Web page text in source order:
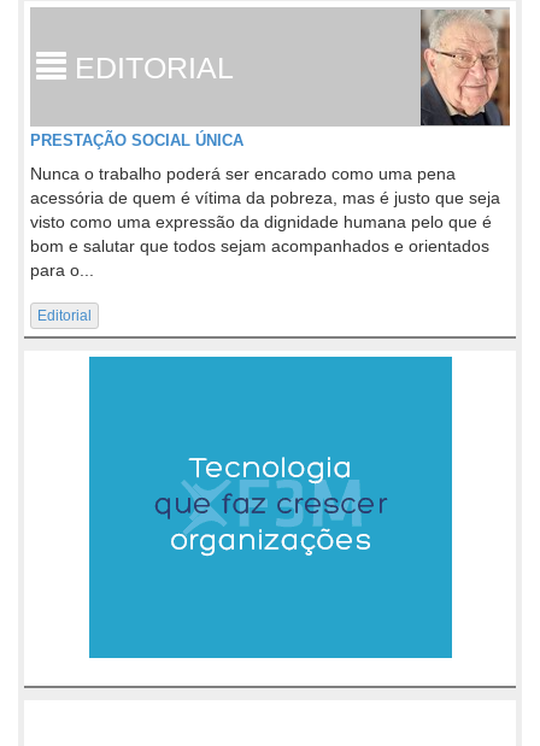
EDITORIAL
PRESTAÇÃO SOCIAL ÚNICA
Nunca o trabalho poderá ser encarado como uma pena
acessória de quem é vítima da pobreza, mas é justo que seja
visto como uma expressão da dignidade humana pelo que é
bom e salutar que todos sejam acompanhados e orientados
para o...
Editorial